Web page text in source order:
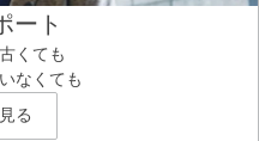
ート
くても
なくても
る